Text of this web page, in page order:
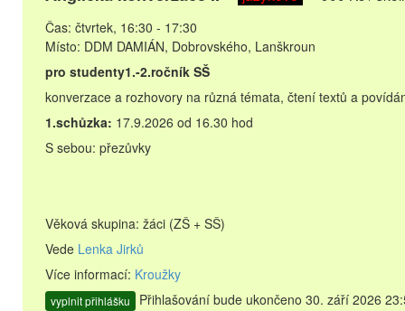
Čas: čtvrtek, 16:30 - 17:30
Místo: DDM DAMIÁN, Dobrovského, Lanškroun
pro studenty1.-2.ročník SŠ
konverzace a rozhovory na různá témata, čtení textů a
1.schůzka: 17.9.2026 od 16.30 hod
S sebou: přezůvky
Věková skupina: žáci (ZŠ + SŠ)
Vede Lenka Jirků
Více informací: Kroužky
vyplnit přihlášku Přihlašování bude ukončeno 30. září 2026